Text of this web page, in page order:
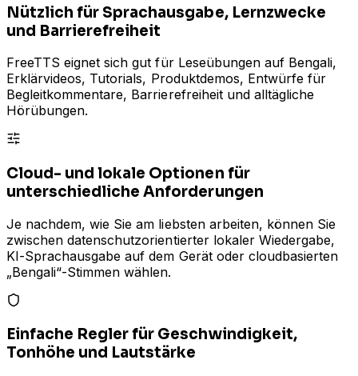
Nützlich für Sprachausgabe, Lernzwecke
und Barrierefreiheit
FreeTTS eignet sich gut für Leseübungen auf Bengali,
Erklärvideos, Tutorials, Produktdemos, Entwürfe für
Begleitkommentare, Barrierefreiheit und alltägliche
Hörübungen.
Cloud- und lokale Optionen für
unterschiedliche Anforderungen
Je nachdem, wie Sie am liebsten arbeiten, können Sie
zwischen datenschutzorientierter lokaler Wiedergabe,
KI-Sprachausgabe auf dem Gerät oder cloudbasierten
„Bengali“-Stimmen wählen.
Einfache Regler für Geschwindigkeit,
Tonhöhe und Lautstärke